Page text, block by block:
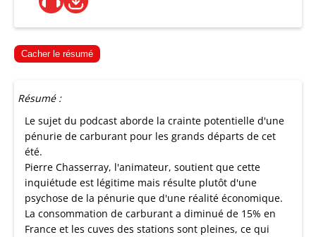
Cacher le résumé
Résumé :
Le sujet du podcast aborde la crainte potentielle d'une
pénurie de carburant pour les grands départs de cet
été.
Pierre Chasserray, l'animateur, soutient que cette
inquiétude est légitime mais résulte plutôt d'une
psychose de la pénurie que d'une réalité économique.
La consommation de carburant a diminué de 15% en
France et les cuves des stations sont pleines, ce qui